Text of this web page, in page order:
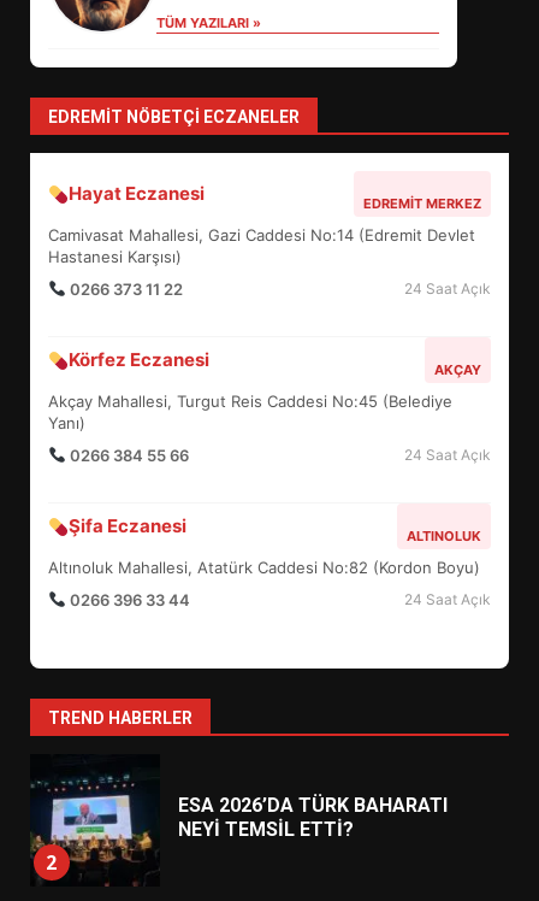
TÜM YAZILARI »
EDREMIT NÖBETÇI ECZANELER
Hayat Eczanesi EDREMIT MERKEZ
Camivasat Mahallesi, Gazi Caddesi No:14 (Edremit Devlet
Hastanesi Karşısı)
0266 373 11 22
24 Saat Açık
Körfez Eczanesi AKÇAY
Akçay Mahallesi, Turgut Reis Caddesi No:45 (Belediye
Yanı)
0266 384 55 66
24 Saat Açık
Şifa Eczanesi ALTINOLUK
Altınoluk Mahallesi, Atatürk Caddesi No:82 (Kordon Boyu)
0266 396 33 44
24 Saat Açık
TREND HABERLER
4
5
BALIKESİR MÜZELERİNDE SÜRE
UZATILDI: NE DEĞİŞTİ?
6
TURNUVASI KAYITLARI NEYİ
7
YENİ YÖNETİM NASIL
ŞEKİLLENDİ?
1
HAREKETE GEÇİYOR: GÖZLER
2
ESA 2026’DA TÜRK BAHARATI
NEYİ TEMSİL ETTİ?